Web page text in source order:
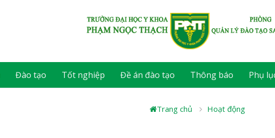
Đào tạo Tốt nghiệp Đề án đào tạo Thông báo Phụ
Trang chủ Hoạt động